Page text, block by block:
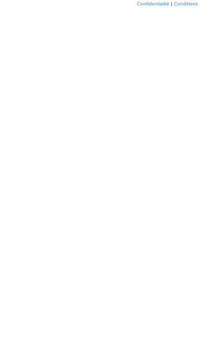
Confidentialité | Conditions